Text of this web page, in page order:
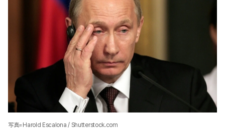
写真=Harold Escalona / Shutterstock.com